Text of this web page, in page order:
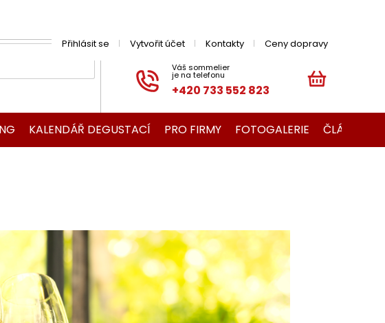
+420 733 552 823
Přihlásit se Vytvořit účet Kontakty Ceny dopravy
KOŠÍK
KALENDÁŘ DEGUSTACÍ PRO FIRMY FOTOGALERIE ČLÁNKY O